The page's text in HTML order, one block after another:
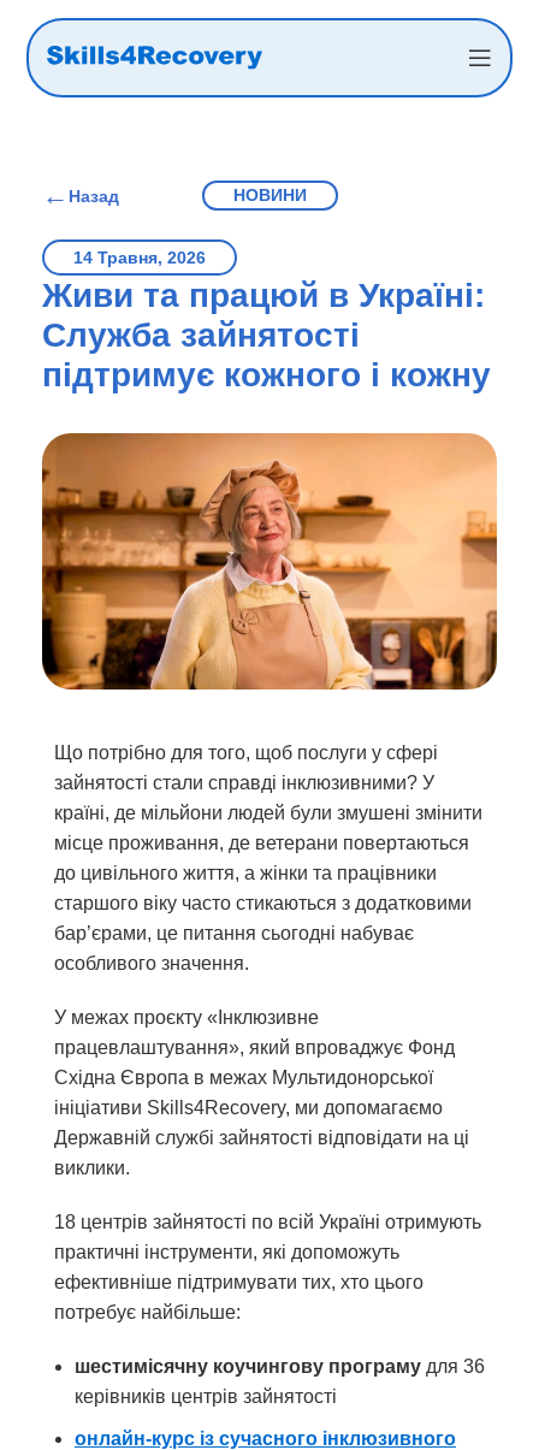
НОВИНИ
← Назад
Живи та працюй в Україні:
Служба зайнятості
підтримує кожного і кожну
14 Травня, 2026
Що потрібно для того, щоб послуги у сфері
зайнятості стали справді інклюзивними? У
країні, де мільйони людей були змушені змінити
місце проживання, де ветерани повертаються
до цивільного життя, а жінки та працівники
старшого віку часто стикаються з додатковими
бар’єрами, це питання сьогодні набуває
особливого значення.
У межах проєкту «Інклюзивне
працевлаштування», який впроваджує Фонд
Східна Європа в межах Мультидонорської
ініціативи Skills4Recovery, ми допомагаємо
Державній службі зайнятості відповідати на ці
виклики.
18 центрів зайнятості по всій Україні отримують
практичні інструменти, які допоможуть
ефективніше підтримувати тих, хто цього
потребує найбільше:
шестимісячну коучингову програму для 36
керівників центрів зайнятості
онлайн-курс із сучасного інклюзивного